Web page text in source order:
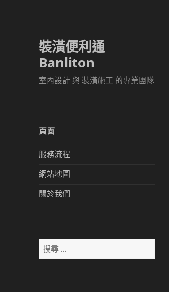
裝潢便利通
Banliton
室內設計 與 裝潢施工 的專業團隊
頁面
服務流程
網站地圖
關於我們
搜